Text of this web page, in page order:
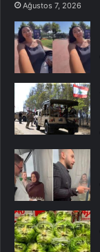
Ağustos 7, 2026